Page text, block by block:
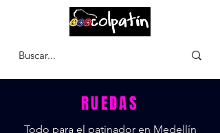
RUEDAS
Todo para el patinador en Medellín